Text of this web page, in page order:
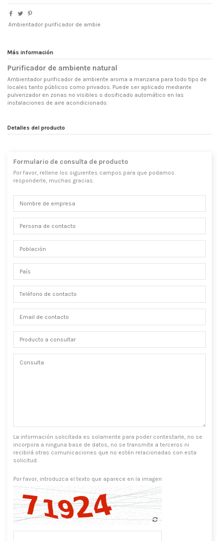
Ambientador purificador de ambie
Más información
Purificador de ambiente natural
Ambientador purificador de ambiente aroma a manzana para todo tipo de
locales tanto públicos como privados. Puede ser aplicado mediante
pulverizador en zonas no visibles o dosificado automático en las
instalaciones de aire acondicionado.
Detalles del producto
Formulario de consulta de producto
Por favor, rellene los siguientes campos para que podamos
responderle, muchas gracias.
La información solicitada es solamente para poder contestarle, no se
incorpora a ninguna base de datos, no se transmite a terceros ni
recibirá otras comunicaciones que no estén relacionadas con esta
solicitud.
Por favor, introduzca el texto que aparece en la imagen